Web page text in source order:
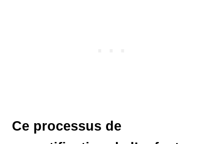
Ce processus de